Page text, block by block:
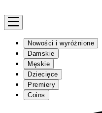
Nowości i wyróżnione
Damskie
Męskie
Dziecięce
Premiery
Coins